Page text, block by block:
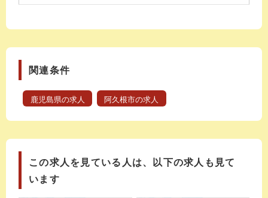
関連条件
鹿児島県の求人 阿久根市の求人
この求人を見ている人は、以下の求人も見て
います